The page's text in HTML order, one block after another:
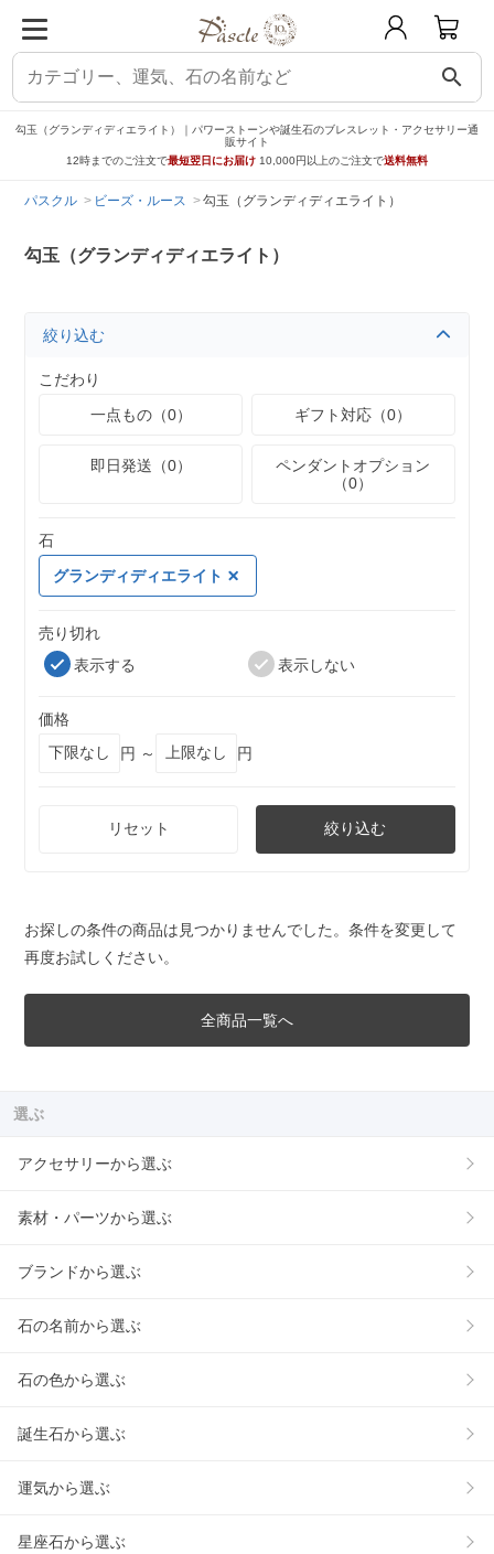
search
勾玉（グランディディエライト）｜パワーストーンや誕生石のブレスレット・アクセサリー通
販サイト
12時までのご注文で最短翌日にお届け 10,000円以上のご注文で送料無料
パスクル ビーズ・ルース 勾玉（グランディディエライト）
勾玉（グランディディエライト）
絞り込む
こだわり
一点もの（0）
ギフト対応（0）
即日発送（0）
ペンダントオプション
（0）
石
グランディディエライト
売り切れ
表示する
表示しない
価格
円 ～
円
リセット 絞り込む
お探しの条件の商品は見つかりませんでした。条件を変更して
再度お試しください。
全商品一覧へ
選ぶ
アクセサリーから選ぶ
素材・パーツから選ぶ
ブランドから選ぶ
石の名前から選ぶ
石の色から選ぶ
誕生石から選ぶ
運気から選ぶ
星座石から選ぶ